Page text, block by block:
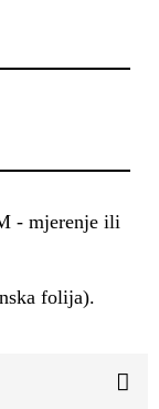
- mjerenje ili
folija).